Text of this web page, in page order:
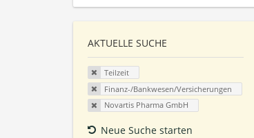
AKTUELLE SUCHE
Teilzeit
Finanz-/Bankwesen/Versicherungen
Novartis Pharma GmbH
Neue Suche starten